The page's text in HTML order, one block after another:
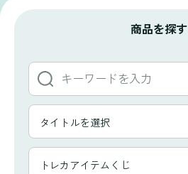
商品を探す
キ
ワ
ド
か
タ
ト
タイトルを選択
カ
トレカアイテムくじ